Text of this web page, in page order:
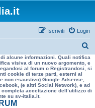
Login
Iscriviti
e
r
a
alcune informazioni. Quali notifica
visiva di un nuovo argomento, e
al forum o Registrandosi, si
cookie di terze parti, esterni al
non esaustivo) Google Adsense,
(e altri Social Network), e ad
accettazione dell’utilizzo di
su sv-italia.it.